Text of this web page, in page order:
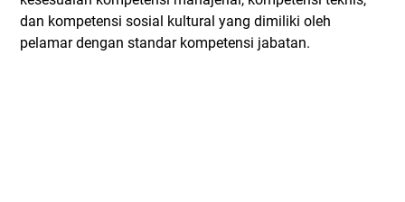
dan kompetensi sosial kultural yang dimiliki oleh
pelamar dengan standar kompetensi jabatan.